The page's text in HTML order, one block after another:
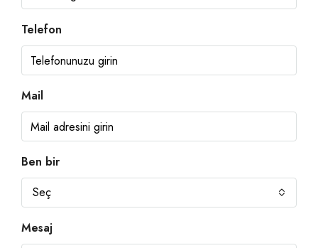
Telefon
Mail
Ben bir
Seç
Mesaj